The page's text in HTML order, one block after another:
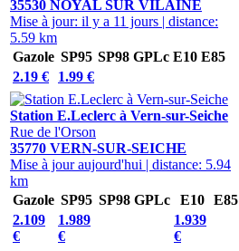
35530 NOYAL SUR VILAINE
Mise à jour: il y a 11 jours | distance:
5.59 km
Gazole SP95 SP98 GPLc E10 E85
2.19 €
1.99 €
Station E.Leclerc à Vern-sur-Seiche
Rue de l'Orson
35770 VERN-SUR-SEICHE
Mise à jour aujourd'hui | distance: 5.94
km
Gazole SP95 SP98 GPLc E10
E85
2.109
€
1.989
€
1.939
€